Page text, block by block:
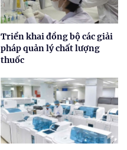
Triển khai đồng bộ các giải
pháp quản lý chất lượng
thuốc